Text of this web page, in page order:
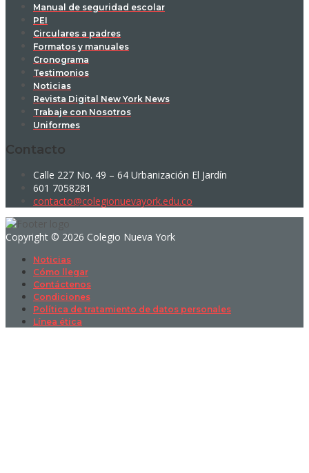
Manual de seguridad escolar
PEI
Circulares a padres
Formatos y manuales
Cronograma
Testimonios
Noticias
Revista Digital New York News
Trabaje con Nosotros
Uniformes
Contacto
Calle 227 No. 49 – 64 Urbanización El Jardín
601 7058281
contacto@colegionuevayork.edu.co
Copyright © 2026 Colegio Nueva York
Noticias
Cómo llegar
Contáctenos
Condiciones
Política de tratamiento de datos personales
Línea ética